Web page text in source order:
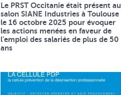
Le PRST Occitanie était présent au
salon SIANE Industries à Toulouse
le 16 octobre 2025 pour évoquer
les actions menées en faveur de
l'emploi des salariés de plus de 50
ans